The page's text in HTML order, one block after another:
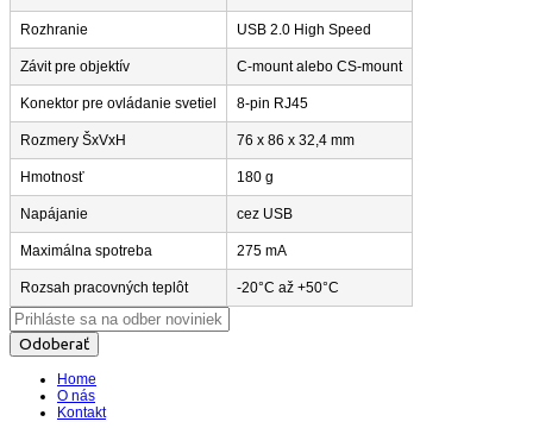
Rozhranie USB 2.0 High Speed
Závit pre objektív C-mount alebo CS-mount
Konektor pre ovládanie svetiel 8-pin RJ45
Rozmery ŠxVxH 76 x 86 x 32,4 mm
Hmotnosť 180 g
Napájanie cez USB
Maximálna spotreba 275 mA
Rozsah pracovných teplôt -20°C až +50°C
Odoberať
Home
O nás
Kontakt